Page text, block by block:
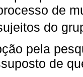
de
do
pela
de